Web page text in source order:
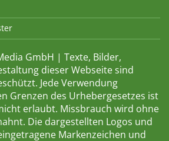
GmbH | Texte, Bilder,
dieser Webseite sind
Jede Verwendung
Grenzen des Urhebergesetzes ist
erlaubt. Missbrauch wird ohne
Die dargestellten Logos und
Markenzeichen und